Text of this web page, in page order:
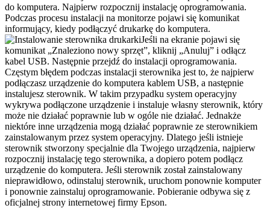
do komputera. Najpierw rozpocznij instalację oprogramowania.
Podczas procesu instalacji na monitorze pojawi się komunikat
informujący, kiedy podłączyć drukarkę do komputera.
Jeśli na ekranie pojawi się
komunikat „Znaleziono nowy sprzęt”, kliknij „Anuluj” i odłącz
kabel USB. Następnie przejdź do instalacji oprogramowania.
Częstym błędem podczas instalacji sterownika jest to, że najpierw
podłączasz urządzenie do komputera kablem USB, a następnie
instalujesz sterownik. W takim przypadku system operacyjny
wykrywa podłączone urządzenie i instaluje własny sterownik, który
może nie działać poprawnie lub w ogóle nie działać. Jednakże
niektóre inne urządzenia mogą działać poprawnie ze sterownikiem
zainstalowanym przez system operacyjny. Dlatego jeśli istnieje
sterownik stworzony specjalnie dla Twojego urządzenia, najpierw
rozpocznij instalację tego sterownika, a dopiero potem podłącz
urządzenie do komputera. Jeśli sterownik został zainstalowany
nieprawidłowo, odinstaluj sterownik, uruchom ponownie komputer
i ponownie zainstaluj oprogramowanie. Pobieranie odbywa się z
oficjalnej strony internetowej firmy Epson.